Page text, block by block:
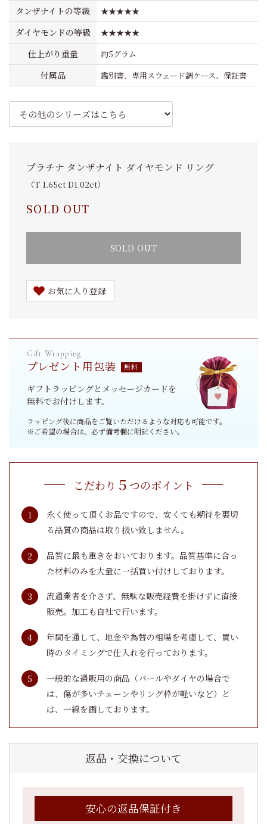
タンザナイトの等級 ★★★★★
ダイヤモンドの等級 ★★★★★
仕上がり重量 約5グラム
付属品 鑑別書、専用スウェード調ケース、保証書
プラチナ タンザナイト ダイヤモンド リング
（T 1.65ct D1.02ct）
SOLD OUT
SOLD OUT
お気に入り登録
プレゼント用包装
ギフトラッピングとメッセージカードを
無料でお付けします。
ラッピング後に商品をご覧いただけるような対応も可能です。
※ご希望の場合は、必ず備考欄に明記ください。
こだわり ５ つのポイント
永く使って頂くお品ですので、安くても期待を裏切
る品質の商品は取り扱い致しません。
品質に最も重きをおいております。品質基準に合っ
た材料のみを大量に一括買い付けしております。
流通業者を介さず、無駄な販売経費を掛けずに直接
販売。加工も自社で行います。
年間を通して、地金や為替の相場を考慮して、買い
時のタイミングで仕入れを行っております。
一般的な通販用の商品（パールやダイヤの場合で
は、傷が多いチェーンやリング枠が軽いなど）と
は、一線を画しております。
返品・交換について
安心の返品保証付き